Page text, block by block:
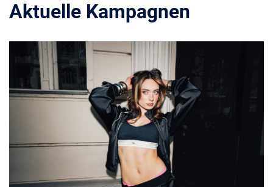
Aktuelle Kampagnen